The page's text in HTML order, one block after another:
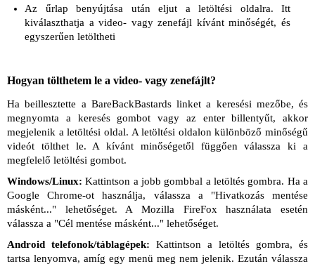
Az űrlap benyújtása után eljut a letöltési oldalra. Itt
kiválaszthatja a video- vagy zenefájl kívánt minőségét, és
egyszerűen letöltheti
Hogyan tölthetem le a video- vagy zenefájlt?
Ha beillesztette a BareBackBastards linket a keresési mezőbe, és
megnyomta a keresés gombot vagy az enter billentyűt, akkor
megjelenik a letöltési oldal. A letöltési oldalon különböző minőségű
videót tölthet le. A kívánt minőségetől függően válassza ki a
megfelelő letöltési gombot.
Windows/Linux: Kattintson a jobb gombbal a letöltés gombra. Ha a
Google Chrome-ot használja, válassza a "Hivatkozás mentése
másként..." lehetőséget. A Mozilla FireFox használata esetén
válassza a "Cél mentése másként..." lehetőséget.
Android telefonok/táblagépek: Kattintson a letöltés gombra, és
tartsa lenyomva, amíg egy menü meg nem jelenik. Ezután válassza